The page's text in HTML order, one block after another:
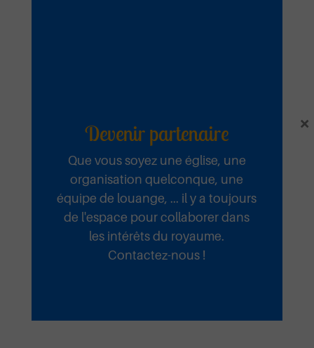
Devenir partenaire
Que vous soyez une église, une
organisation quelconque, une
équipe de louange, ... il y a toujours
de l'espace pour collaborer dans
les intérêts du royaume.
Contactez-nous !
Fidèle
Ecouter et télécharger
×